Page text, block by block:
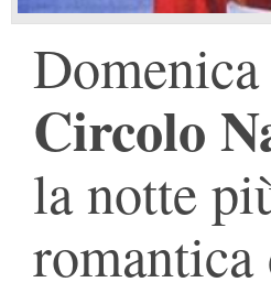
Circolo
la notte